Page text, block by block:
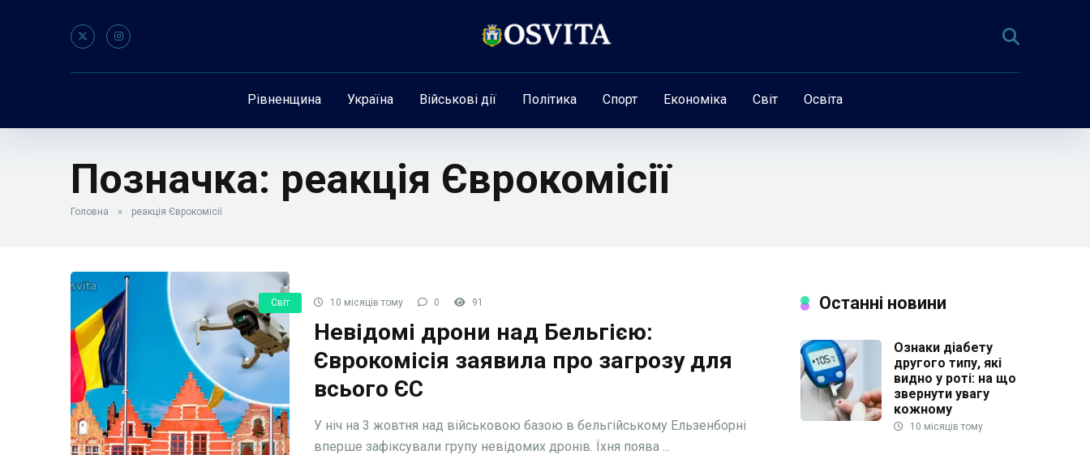
Рівненщина Україна Військові дії Політика Спорт Економіка Світ Освіта
Позначка: реакція Єврокомісії
Головна » реакція Єврокомісії
Світ 10 місяців тому 0 91
Невідомі дрони над Бельгією:
Єврокомісія заявила про загрозу для
всього ЄС
У ніч на 3 жовтня над військовою базою в бельгійському Ельзенборні
вперше зафіксували групу невідомих дронів. Їхня поява ...
Останні новини
Ознаки діабету
другого типу, які
видно у роті: на що
звернути увагу
кожному
10 місяців тому